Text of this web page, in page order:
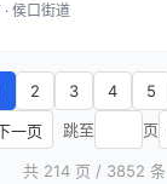
· 侯口街道
2 3 4 5
一页 跳至 页
共 214 页 / 3852 条